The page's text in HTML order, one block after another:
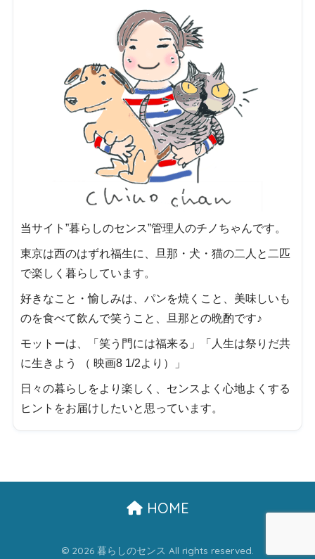
当サイト”暮らしのセンス”管理人のチノちゃんです。
東京は西のはずれ福生に、旦那・犬・猫の二人と二匹
で楽しく暮らしています。
好きなこと・愉しみは、パンを焼くこと、美味しいも
のを食べて飲んで笑うこと、旦那との晩酌です♪
モットーは、「笑う門には福来る」「人生は祭りだ共
に生きよう （ 映画8 1/2より）」
日々の暮らしをより楽しく、センスよく心地よくする
ヒントをお届けしたいと思っています。
HOME
© 2026 暮らしのセンス All rights reserved.